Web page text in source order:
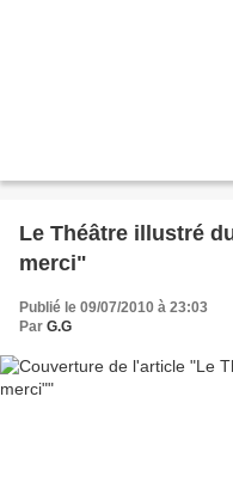
Le Théâtre illustré
merci"
Publié le 09/07/2010 à 23:03
Par G.G